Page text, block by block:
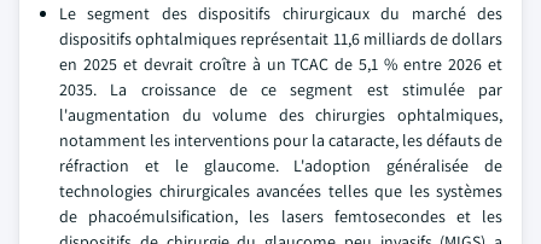
Le segment des dispositifs chirurgicaux du marché des
dispositifs ophtalmiques représentait 11,6 milliards de dollars
en 2025 et devrait croître à un TCAC de 5,1 % entre 2026 et
2035. La croissance de ce segment est stimulée par
l'augmentation du volume des chirurgies ophtalmiques,
notamment les interventions pour la cataracte, les défauts de
réfraction et le glaucome. L'adoption généralisée de
technologies chirurgicales avancées telles que les systèmes
de phacoémulsification, les lasers femtosecondes et les